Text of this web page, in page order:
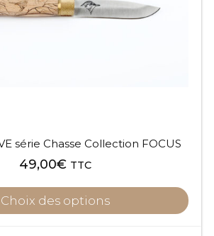
série Chasse Collection FOCUS
49,00€ TTC
Choix des options